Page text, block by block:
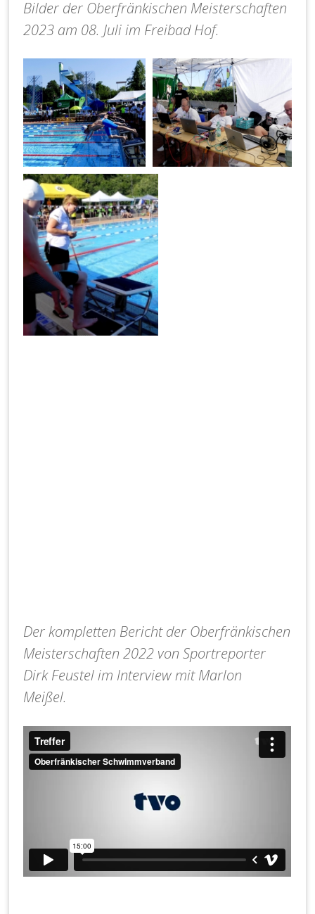
Bilder der Oberfränkischen Meisterschaften
2023 am 08. Juli im Freibad Hof.
Der kompletten Bericht der Oberfränkischen
Meisterschaften 2022 von Sportreporter
Dirk Feustel im Interview mit Marlon
Meißel.